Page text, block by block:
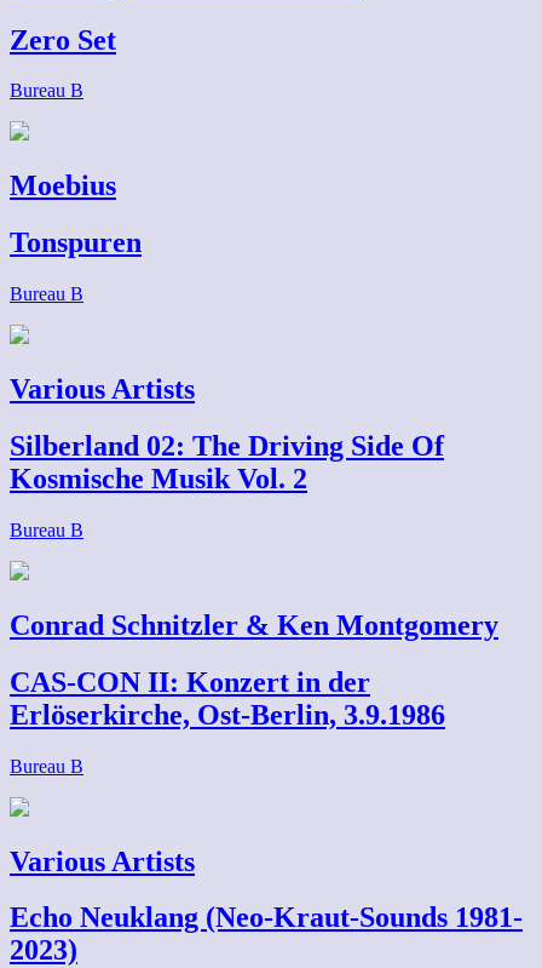
Zero Set
Bureau B
Moebius
Tonspuren
Bureau B
Various Artists
Silberland 02: The Driving Side Of
Kosmische Musik Vol. 2
Bureau B
Conrad Schnitzler & Ken Montgomery
CAS-CON II: Konzert in der
Erlöserkirche, Ost-Berlin, 3.9.1986
Bureau B
Various Artists
Echo Neuklang (Neo-Kraut-Sounds 1981-
2023)